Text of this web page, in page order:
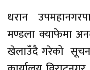
धरान
मण्डला क्याफेमा
खेलाउँदै गरेको